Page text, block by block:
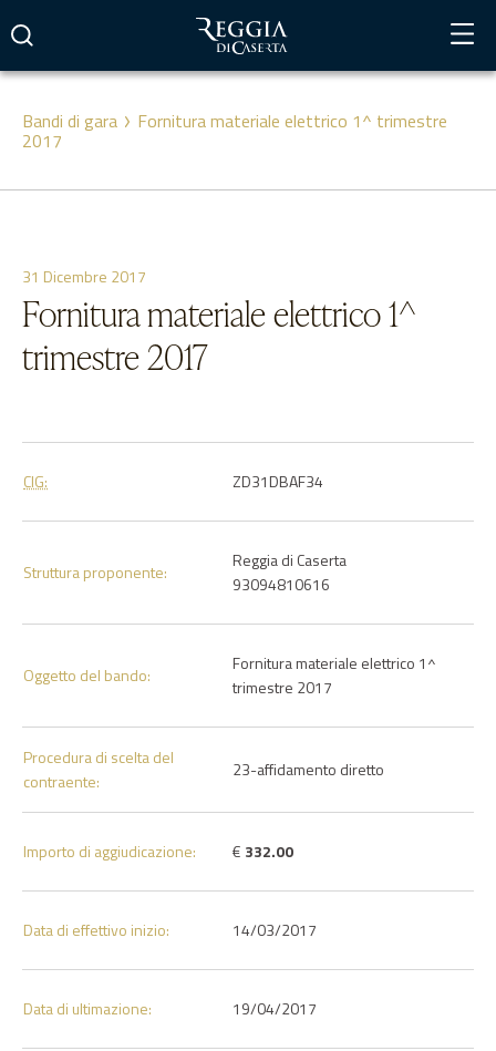
contenuto
Bandi di gara Fornitura materiale elettrico 1^ trimestre
2017
31 Dicembre 2017
Fornitura materiale elettrico 1^
trimestre 2017
CIG: ZD31DBAF34
Struttura proponente:
Reggia di Caserta
93094810616
Oggetto del bando:
Fornitura materiale elettrico 1^
trimestre 2017
Procedura di scelta del
contraente:
23-affidamento diretto
Importo di aggiudicazione: € 332.00
Data di effettivo inizio: 14/03/2017
Data di ultimazione: 19/04/2017